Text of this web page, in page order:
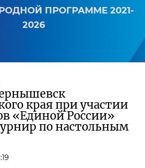
ПРОГРАММЕ 2021-
2026
края при участии
«Единой России»
по настольным